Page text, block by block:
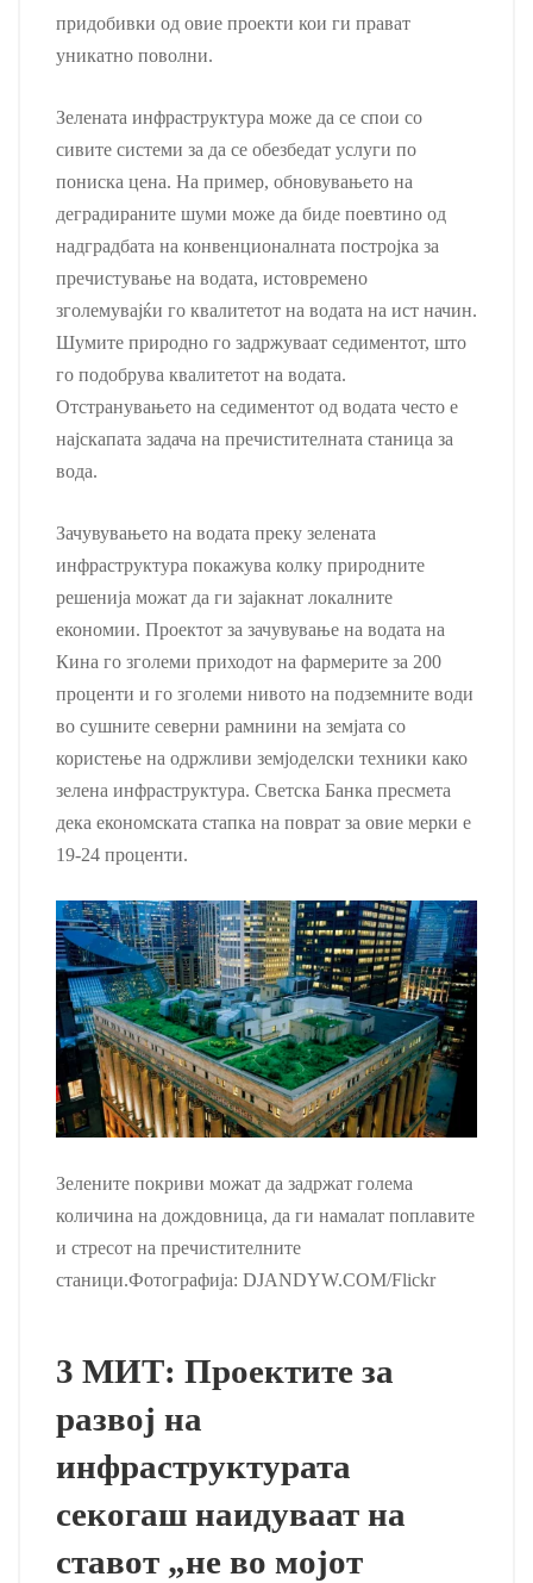
придобивки од овие проекти кои ги прават
уникатно поволни.
Зелената инфраструктура може да се спои со
сивите системи за да се обезбедат услуги по
пониска цена. На пример, обновувањето на
деградираните шуми може да биде поевтино од
надградбата на конвенционалната постројка за
пречистување на водата, истовремено
зголемувајќи го квалитетот на водата на ист начин.
Шумите природно го задржуваат седиментот, што
го подобрува квалитетот на водата.
Отстранувањето на седиментот од водата често е
најскапата задача на пречистителната станица за
вода.
Зачувувањето на водата преку зелената
инфраструктура покажува колку природните
решенија можат да ги зајакнат локалните
економии. Проектот за зачувување на водата на
Кина го зголеми приходот на фармерите за 200
проценти и го зголеми нивото на подземните води
во сушните северни рамнини на земјата со
користење на одржливи земјоделски техники како
зелена инфраструктура. Светска Банка пресмета
дека економската стапка на поврат за овие мерки е
19-24 проценти.
Зелените покриви можат да задржат голема
количина на дождовница, да ги намалат поплавите
и стресот на пречистителните
станици.Фотографија: DJANDYW.COM/Flickr
3 МИТ: Проектите за
развој на
инфраструктурата
секогаш наидуваат на
ставот „не во мојот